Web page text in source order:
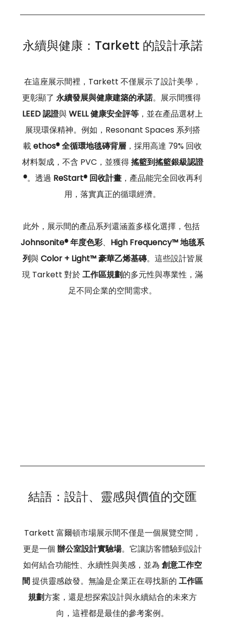
永續與健康：Tarkett 的設計承諾
在這座展示間裡，Tarkett 不僅展示了設計美學，
更彰顯了 永續發展與健康建築的承諾。展示間獲得
LEED 認證與 WELL 健康安全評等 ，並在產品選材上
展現環保精神。例如，Resonant Spaces 系列搭
載 ethos® 全循環地毯磚背層 ，採用高達 79% 回收
材料製成，不含 PVC，並獲得 搖籃到搖籃銀級認證
®。透過 ReStart® 回收計畫 ，產品能完全回收再利
用，落實真正的循環經濟。
此外，展示間的產品系列還涵蓋多樣化選擇，包括
Johnsonite® 年度色彩、 High Frequency™ 地毯系
列與 Color + Light™ 豪華乙烯基磚。這些設計皆展
現 Tarkett 對於 工作區規劃的多元性與專業性，滿
足不同企業的空間需求。
結語：設計、靈感與價值的交匯
Tarkett 富爾頓市場展示間不僅是一個展覽空間，
更是一個 辦公室設計實驗場。它讓訪客體驗到設計
如何結合功能性、永續性與美感，並為 創意工作空
間 提供靈感啟發。無論是企業正在尋找新的 工作區
規劃方案，還是想探索設計與永續結合的未來方
向，這裡都是最佳的參考案例。